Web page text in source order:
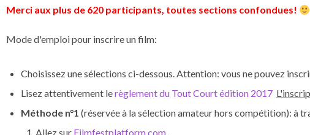
Merci aux plus de 620 participants, toutes sections confondues!
Mode d'emploi pour inscrire un film:
Choisissez une sélections ci-dessous. Attention: vous ne pouvez
Lisez attentivement lerèglement du Tout Court édition 2017
Méthode n°1 (réservée à la sélection amateur hors compétition): à
Allez sur Filmfestplatform.com.